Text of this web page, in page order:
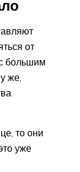
от
большим
же,
то они
уже